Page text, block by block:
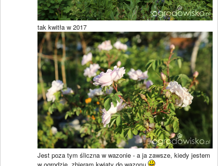
tak kwitła w 2017
Jest poza tym śliczna w wazonie - a ja zawsze, kiedy jestem